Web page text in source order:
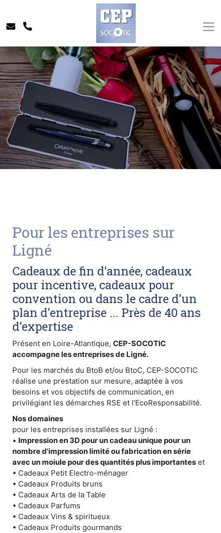
Pour les entreprises sur
Ligné
Cadeaux de fin d'année, cadeaux
pour incentive, cadeaux pour
convention ou dans le cadre d'un
plan d'entreprise ... Près de 40 ans
d'expertise
Présent en Loire-Atlantique, CEP-SOCOTIC
accompagne les entreprises de Ligné.
Pour les marchés du BtoB et/ou BtoC, CEP-SOCOTIC
réalise une prestation sur mesure, adaptée à vos
besoins et vos objectifs de communication, en
privilégiant les démarches RSE et l'EcoResponsabilité.
Nos domaines
pour les entreprises installées sur Ligné :
• Impression en 3D pour un cadeau unique pour un
nombre d'impression limité ou fabrication en série
avec un moiule pour des quantités plus importantes et
• Cadeaux Petit Electro-ménager
• Cadeaux Produits bruns
• Cadeaux Arts de la Table
• Cadeaux Parfums
• Cadeaux Vins & spiritueux
• Cadeaux Produits gourmands